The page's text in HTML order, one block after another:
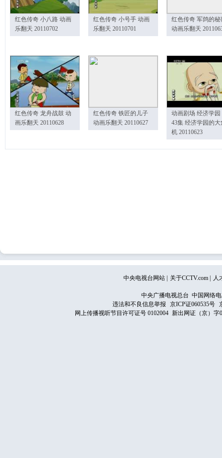
红色传奇 小八路 动画
乐翻天 20110702
红色传奇 小号手 动画
乐翻天 20110701
红色传奇 军鸽的秘
动画乐翻天
红色传奇 龙舟战鼓 动
画乐翻天 20110628
红色传奇 铁匠的儿子
动画乐翻天 20110627
动画剧场 经济学园
43集 经济学园的大
机 20110623
中央电视台网站 关于CCTV.com 人
中央广播电视总台 中国网络
违法和不良信息举报
京ICP证060535号
网上传播视听节目许可证号 0102004 新出网证（京）